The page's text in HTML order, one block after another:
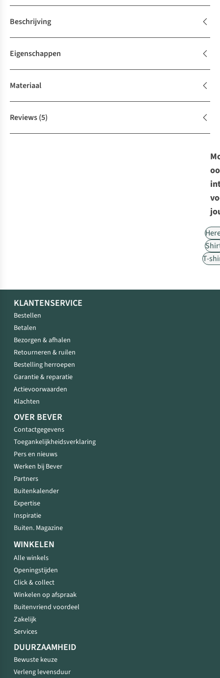
Beschrijving
Eigenschappen
Materiaal
Reviews(5)
T-
KLANTENSERVICE
Bestellen
Betalen
Bezorgen & afhalen
Retourneren & ruilen
Bestelling herroepen
Garantie & reparatie
Actievoorwaarden
Klachten
OVER BEVER
Contactgegevens
Toegankelijkheidsverklaring
Pers en nieuws
Werken bij Bever
Partners
Buitenkalender
Expertise
Inspiratie
Buiten. Magazine
WINKELEN
Alle winkels
Openingstijden
Click & collect
Winkelen op afspraak
Buitenvriend voordeel
Zakelijk
Services
DUURZAAMHEID
Bewuste keuze
Verleng levensduur